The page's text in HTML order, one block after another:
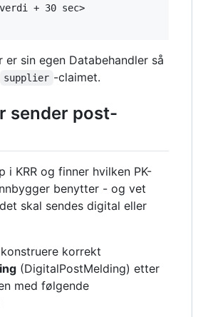
+ 30 sec>
er sin egen Databehandler så
supplier -claimet.
sender post-
i KRR og finner hvilken PK-
benytter - og vet
skal sendes digital eller
korrekt
(DigitalPostMelding) etter
med følgende